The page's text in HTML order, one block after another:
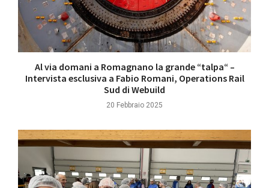
Al via domani a Romagnano la grande “talpa“ –
Intervista esclusiva a Fabio Romani, Operations Rail
Sud di Webuild
20 Febbraio 2025